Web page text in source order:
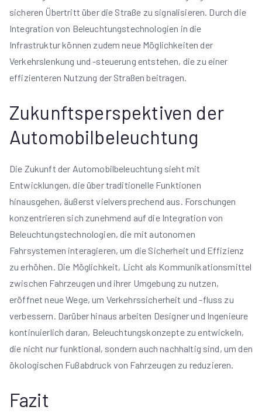
sicheren Übertritt über die Straße zu signalisieren. Durch die
Integration von Beleuchtungstechnologien in die
Infrastruktur können zudem neue Möglichkeiten der
Verkehrslenkung und -steuerung entstehen, die zu einer
effizienteren Nutzung der Straßen beitragen.
Zukunftsperspektiven der
Automobilbeleuchtung
Die Zukunft der Automobilbeleuchtung sieht mit
Entwicklungen, die über traditionelle Funktionen
hinausgehen, äußerst vielversprechend aus. Forschungen
konzentrieren sich zunehmend auf die Integration von
Beleuchtungstechnologien, die mit autonomen
Fahrsystemen interagieren, um die Sicherheit und Effizienz
zu erhöhen. Die Möglichkeit, Licht als Kommunikationsmittel
zwischen Fahrzeugen und ihrer Umgebung zu nutzen,
eröffnet neue Wege, um Verkehrssicherheit und -fluss zu
verbessern. Darüber hinaus arbeiten Designer und Ingenieure
kontinuierlich daran, Beleuchtungskonzepte zu entwickeln,
die nicht nur funktional, sondern auch nachhaltig sind, um den
ökologischen Fußabdruck von Fahrzeugen zu reduzieren.
Fazit